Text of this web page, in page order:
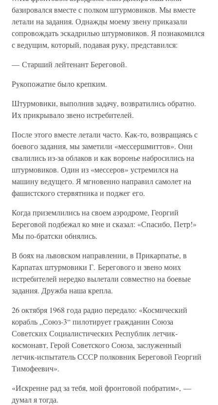
базировался вместе с полком штурмовиков. Мы вместе
летали на задания. Однажды моему звену приказали
сопровождать эскадрилью штурмовиков. Я познакомился
с ведущим, который, подавая руку, представился:
— Старший лейтенант Береговой.
Рукопожатие было крепким.
Штурмовики, выполнив задачу, возвратились обратно.
Их прикрывало звено истребителей.
После этого вместе летали часто. Как-то, возвращаясь с
боевого задания, мы заметили «мессершмиттов». Они
свалились из-за облаков и как воронье набросились на
штурмовиков. Один из «мессеров» устремился на
машину ведущего. Я мгновенно направил самолет на
фашистского стервятника и поджег его.
Когда приземлились на своем аэродроме, Георгий
Береговой подбежал ко мне и сказал: «Спасибо, Петр!»
Мы по-братски обнялись.
В боях на львовском направлении, в Прикарпатье, в
Карпатах штурмовики Г. Берегового и звено моих
истребителей нередко вылетали совместно на боевые
задания. Дружба наша крепла.
26 октября 1968 года радио передало: «Космический
корабль „Союз-3“ пилотирует гражданин Союза
Советских Социалистических Республик летчик-
космонавт, Герой Советского Союза, заслуженный
летчик-испытатель СССР полковник Береговой Георгий
Тимофеевич».
«Искренне рад за тебя, мой фронтовой побратим», —
думал я тогда.